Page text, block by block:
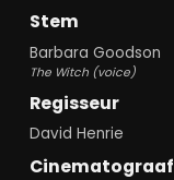
Stem
Barbara Goodson
The Witch (voice)
Regisseur
David Henrie
Cinematograaf